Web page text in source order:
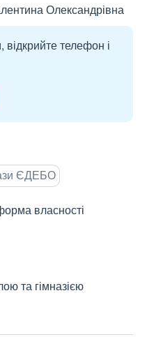
Олександрівна
телефон і
ЄДЕБО
власності
та гімназією